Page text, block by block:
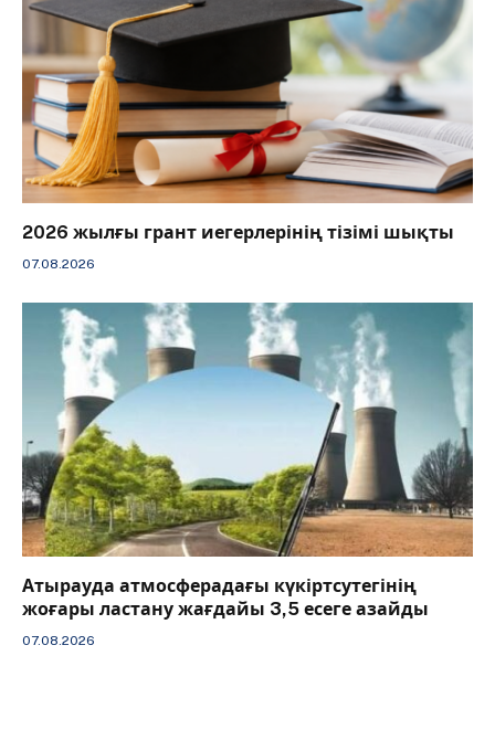
2026 жылғы грант иегерлерінің тізімі шықты
07.08.2026
Атырауда атмосферадағы күкіртсутегінің
жоғары ластану жағдайы 3,5 есеге азайды
07.08.2026